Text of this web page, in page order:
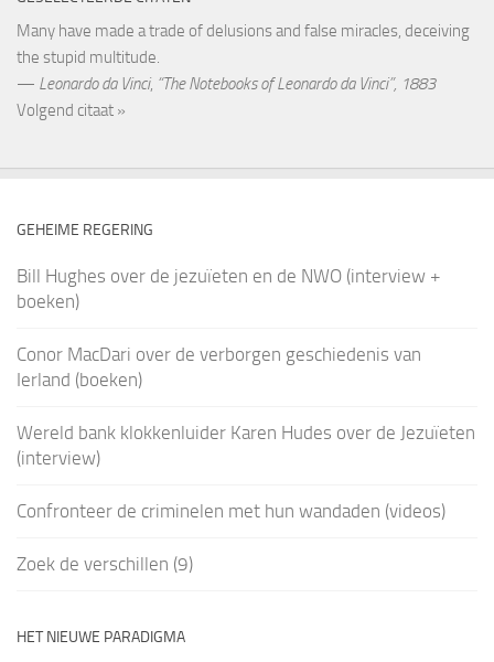
Many have made a trade of delusions and false miracles, deceiving
the stupid multitude.
— Leonardo da Vinci, “The Notebooks of Leonardo da Vinci”, 1883
Volgend citaat »
GEHEIME REGERING
Bill Hughes over de jezuïeten en de NWO (interview +
boeken)
Conor MacDari over de verborgen geschiedenis van
Ierland (boeken)
Wereld bank klokkenluider Karen Hudes over de Jezuïeten
(interview)
Confronteer de criminelen met hun wandaden (videos)
Zoek de verschillen (9)
HET NIEUWE PARADIGMA